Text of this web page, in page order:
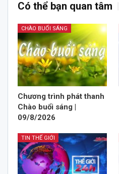
Có thể bạn quan tâm
CHÀO BUỔI SÁNG
Chương trình phát thanh
Chào buổi sáng |
09/8/2026
TIN THẾ GIỚI